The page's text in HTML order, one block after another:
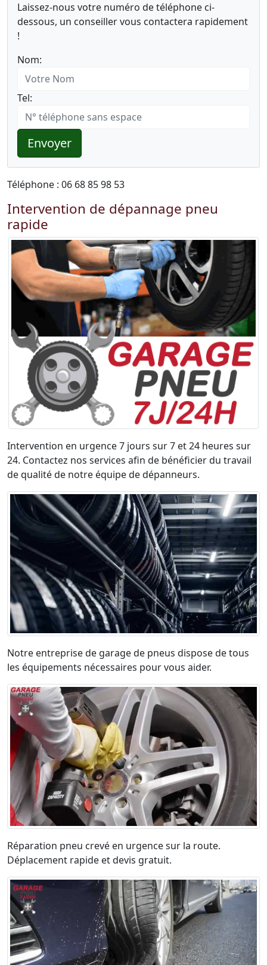
Laissez-nous votre numéro de téléphone ci-
dessous, un conseiller vous contactera rapidement
!
Nom:
Tel:
Envoyer
Téléphone : 06 68 85 98 53
Intervention de dépannage pneu
rapide
Intervention en urgence 7 jours sur 7 et 24 heures sur
24. Contactez nos services afin de bénéficier du travail
de qualité de notre équipe de dépanneurs.
Notre entreprise de garage de pneus dispose de tous
les équipements nécessaires pour vous aider.
Réparation pneu crevé en urgence sur la route.
Déplacement rapide et devis gratuit.